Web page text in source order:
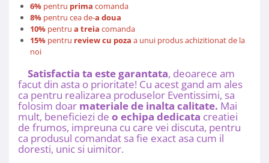
6% pentru prima comanda
8% pentru cea de-a doua
10% pentru a treia comanda
15% pentru review cu poza a unui produs achizitionat de la
noi
Satisfactia ta este garantata, deoarece am
facut din asta o prioritate! Cu acest gand am ales
ca pentru realizarea produselor Eventissimi, sa
folosim doar materiale de inalta calitate. Mai
mult, beneficiezi de o echipa dedicata creatiei
de frumos, impreuna cu care vei discuta, pentru
ca produsul comandat sa fie exact asa cum il
doresti, unic si uimitor.​​​​​​